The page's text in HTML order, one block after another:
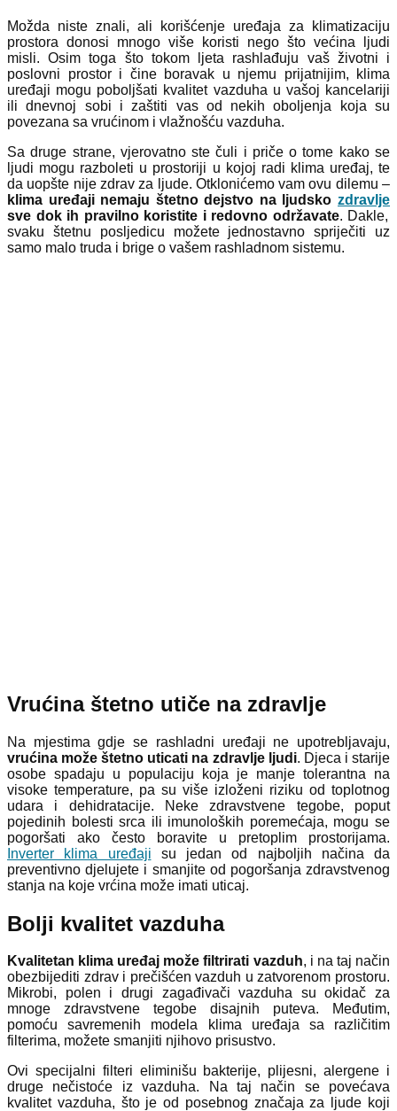
Možda niste znali, ali korišćenje uređaja za klimatizaciju
prostora donosi mnogo više koristi nego što većina ljudi
misli. Osim toga što tokom ljeta rashlađuju vaš životni i
poslovni prostor i čine boravak u njemu prijatnijim, klima
uređaji mogu poboljšati kvalitet vazduha u vašoj kancelariji
ili dnevnoj sobi i zaštiti vas od nekih oboljenja koja su
povezana sa vrućinom i vlažnošću vazduha.
Sa druge strane, vjerovatno ste čuli i priče o tome kako se
ljudi mogu razboleti u prostoriji u kojoj radi klima uređaj, te
da uopšte nije zdrav za ljude. Otklonićemo vam ovu dilemu –
klima uređaji nemaju štetno dejstvo na ljudsko zdravlje
sve dok ih pravilno koristite i redovno održavate. Dakle,
svaku štetnu posljedicu možete jednostavno spriječiti uz
samo malo truda i brige o vašem rashladnom sistemu.
Vrućina štetno utiče na zdravlje
Na mjestima gdje se rashladni uređaji ne upotrebljavaju,
vrućina može štetno uticati na zdravlje ljudi. Djeca i starije
osobe spadaju u populaciju koja je manje tolerantna na
visoke temperature, pa su više izloženi riziku od toplotnog
udara i dehidratacije. Neke zdravstvene tegobe, poput
pojedinih bolesti srca ili imunoloških poremećaja, mogu se
pogoršati ako često boravite u pretoplim prostorijama.
Inverter klima uređaji su jedan od najboljih načina da
preventivno djelujete i smanjite od pogoršanja zdravstvenog
stanja na koje vrćina može imati uticaj.
Bolji kvalitet vazduha
Kvalitetan klima uređaj može filtrirati vazduh, i na taj način
obezbijediti zdrav i prečišćen vazduh u zatvorenom prostoru.
Mikrobi, polen i drugi zagađivači vazduha su okidač za
mnoge zdravstvene tegobe disajnih puteva. Međutim,
pomoću savremenih modela klima uređaja sa različitim
filterima, možete smanjiti njihovo prisustvo.
Ovi specijalni filteri eliminišu bakterije, plijesni, alergene i
druge nečistoće iz vazduha. Na taj način se povećava
kvalitet vazduha, što je od posebnog značaja za ljude koji